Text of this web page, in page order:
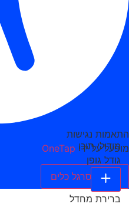
התאמות נגישות
מופעל על ידי OneTap
הסתר סרגל כלים
מודולי תוכן
גודל גופן
ברירת מחדל